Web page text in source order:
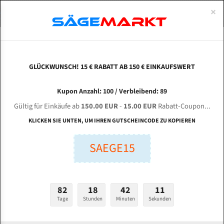
JAESPA W 331 optional für 4120 mm Bi-Metall
Bandsägeblätter
Länge (mm):
Stärken + Zahnteilung:
mm
ABOUTS
ENGLISH
Bi-Metall Meterware
Fleischerei Bandsägeblätter
Bandmesser Glatt Meterware
Konvex Meterware
×
GLÜCKWUNSCH! 15 € RABATT AB 150 € EINKAUFSWERT
Kupon Anzahl: 100 / Verbleibend: 89
Gültig für Einkäufe ab150.00 EUR- 15.00 EURRabatt-Coupon...
KLICKEN SIE UNTEN, UM IHREN GUTSCHEINCODE ZU KOPIEREN
SAEGE15
82
Tage
18
Stunden
42
Minuten
11
Sekunden